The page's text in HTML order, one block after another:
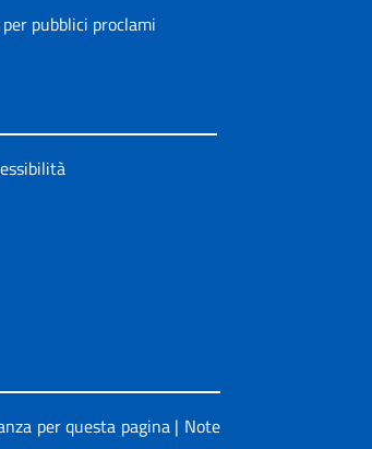
pubblici proclami
per questa pagina| Note